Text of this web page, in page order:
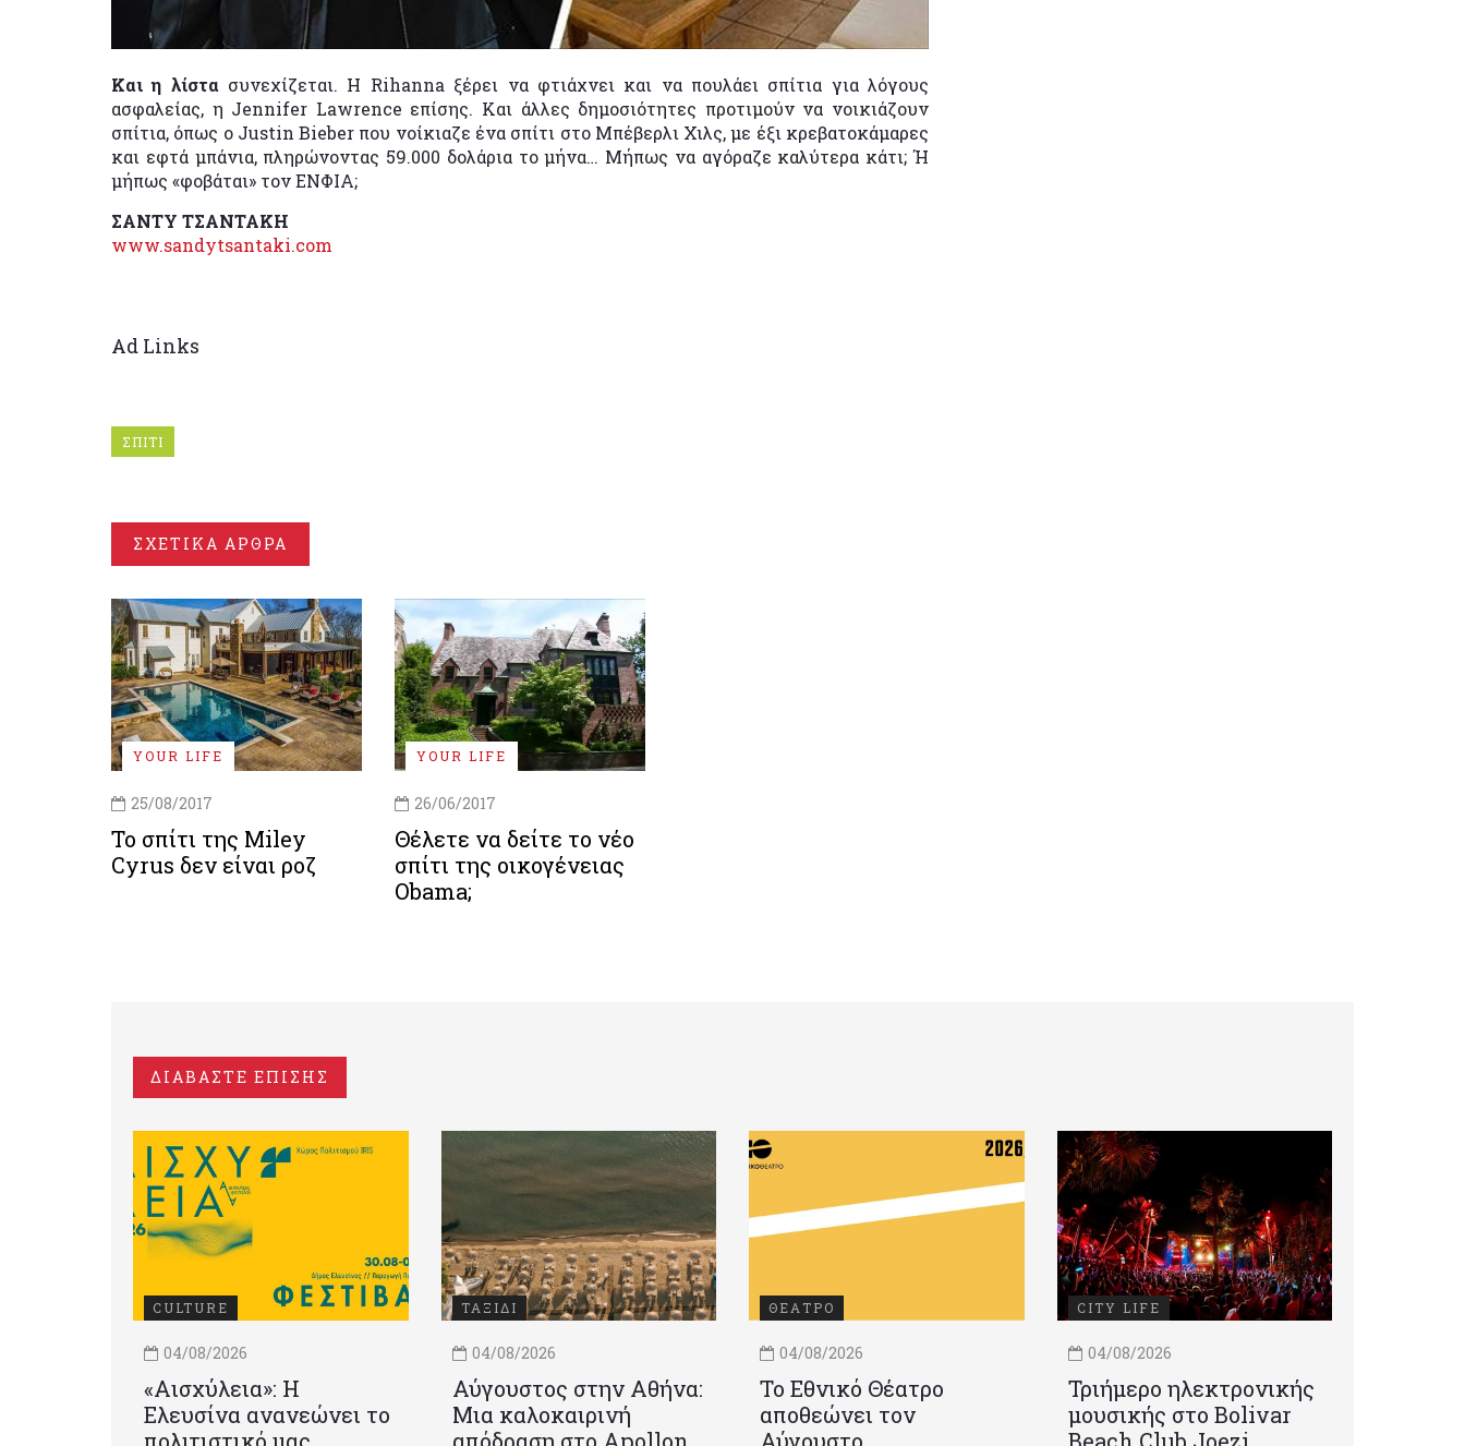
Και η λίστα συνεχίζεται. Η Rihanna ξέρει να φτιάχνει και να πουλάει σπίτια για λόγους
ασφαλείας, η Jennifer Lawrence επίσης. Και άλλες δημοσιότητες προτιμούν να νοικιάζουν
σπίτια, όπως ο Justin Bieber που νοίκιαζε ένα σπίτι στο Μπέβερλι Χιλς, με έξι κρεβατοκάμαρες
και εφτά μπάνια, πληρώνοντας 59.000 δολάρια το μήνα… Μήπως να αγόραζε καλύτερα κάτι; Ή
μήπως «φοβάται» τον ΕΝΦΙΑ;
ΣΑΝΤΥ ΤΣΑΝΤΑΚΗ
www.sandytsantaki.com
Ad Links
ΣΠΙΤΙ
ΣΧΕΤΙΚΑ ΑΡΘΡΑ
YOUR LIFE
25/08/2017
Το σπίτι της Miley
Cyrus δεν είναι ροζ
YOUR LIFE
26/06/2017
Θέλετε να δείτε το νέο
σπίτι της οικογένειας
Οbama;
ΔΙΑΒΑΣΤΕ ΕΠΙΣΗΣ
CULTURE
04/08/2026
«Αισχύλεια»: Η
Ελευσίνα ανανεώνει το
πολιτιστικό μας
ΤΑΞΙΔΙ
04/08/2026
Αύγουστος στην Αθήνα:
Μια καλοκαιρινή
απόδραση στο Apollon
ΘΕΑΤΡΟ
04/08/2026
Το Εθνικό Θέατρο
αποθεώνει τον
Αύγουστο
CITY LIFE
04/08/2026
Τριήμερο ηλεκτρονικής
μουσικής στο Bolivar
Beach Club Joezi,